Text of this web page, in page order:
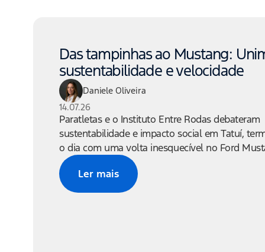
Das tampinhas ao Mustang:
sustentabilidade e velocidade
Daniele Oliveira
14.07.26
Paratletas e o Instituto Entre Rodas debateram
sustentabilidade e impacto social em Tatuí,
o dia com uma volta inesquecível no Ford
Ler mais